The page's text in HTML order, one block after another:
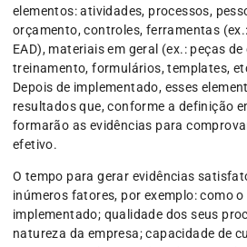
elementos: atividades, processos,
orçamento, controles, ferramentas
EAD), materiais em geral (ex.: peças
treinamento, formulários, templates,
Depois de implementado, esses
resultados que, conforme a definição
formarão as evidências para
efetivo.
O tempo para gerar evidências
inúmeros fatores, por exemplo: como
implementado; qualidade dos seus
natureza da empresa; capacidade de